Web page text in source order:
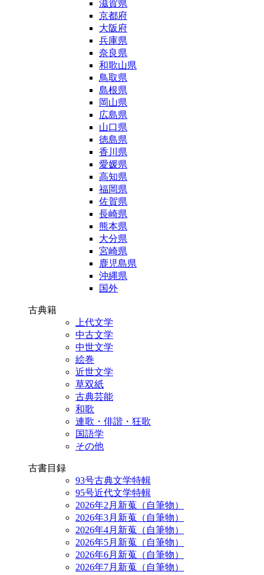
滋賀県
京都府
大阪府
兵庫県
奈良県
和歌山県
鳥取県
島根県
岡山県
広島県
山口県
徳島県
香川県
愛媛県
高知県
福岡県
佐賀県
長崎県
熊本県
大分県
宮崎県
鹿児島県
沖縄県
国外
古典籍
上代文学
中古文学
中世文学
絵巻
近世文学
草双紙
古典芸能
和歌
連歌・俳諧・狂歌
国語学
その他
古書目録
93号古典文学特輯
95号近代文学特輯
2026年2月新蒐（自筆物）
2026年3月新蒐（自筆物）
2026年4月新蒐（自筆物）
2026年5月新蒐（自筆物）
2026年6月新蒐（自筆物）
2026年7月新蒐（自筆物）